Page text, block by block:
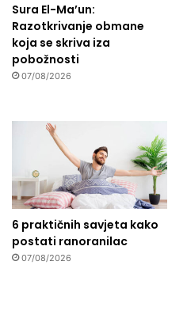
Sura El-Ma’un:
Razotkrivanje obmane
koja se skriva iza
pobožnosti
07/08/2026
6 praktičnih savjeta kako
postati ranoranilac
07/08/2026